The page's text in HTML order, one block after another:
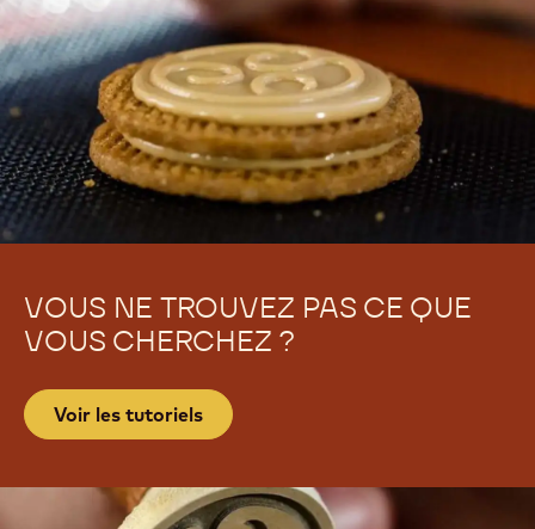
VOUS NE TROUVEZ PAS CE QUE
VOUS CHERCHEZ ?
Voir les tutoriels